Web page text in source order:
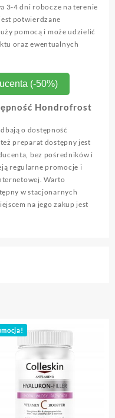
3-4 dni robocze na terenie
potwierdzane
pomocą i może udzielić
oraz ewentualnych
(-50%)
Hondrofrost
o dostępność
preparat dostępny jest
bez pośredników i
regularne promocje i
Warto
w stacjonarnych
na jego zakup jest